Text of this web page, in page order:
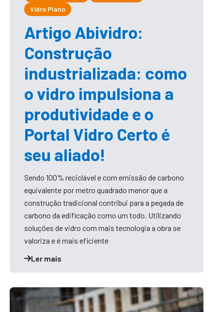
Vidro Plano
Artigo Abividro:
Construção
industrializada: como
o vidro impulsiona a
produtividade e o
Portal Vidro Certo é
seu aliado!
Sendo 100% reciclável e com emissão de carbono
equivalente por metro quadrado menor que a
construção tradicional contribui para a pegada de
carbono da edificação como um todo. Utilizando
soluções de vidro com mais tecnologia a obra se
valoriza e é mais eficiente
Ler mais